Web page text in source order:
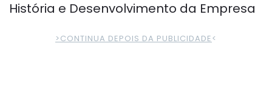
História e Desenvolvimento da Empresa
>CONTINUA DEPOIS DA PUBLICIDADE<